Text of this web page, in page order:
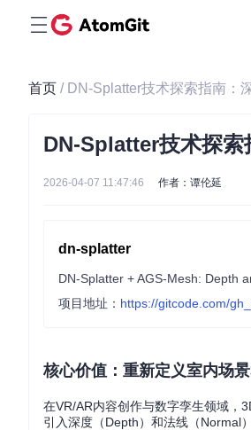
首页 / DN-Splatter技术探索指南：
DN-Splatter技术探索
2026-04-07 11:47:46 作者：谭伦延
dn-splatter
DN-Splatter + AGS-Mesh: Depth
项目地址： https://gitcode.com/
核心价值：重新定义室内场
在VR/AR内容创作与数字孪生领域，
引入深度（Depth）和法线（Normal